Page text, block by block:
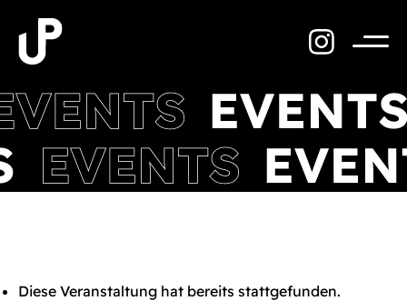
Inhalt
springen
Diese Veranstaltung hat bereits stattgefunden.